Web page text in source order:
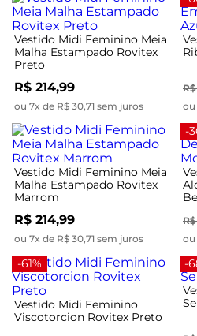
Vestido Midi Feminino Meia
Malha Estampado Rovitex
Preto
R$ 214,99
ou 7x de R$ 30,71 sem juros ou
Vestido Midi Feminino Meia
Malha Estampado Rovitex
Marrom
R$ 214,99
ou 7x de R$ 30,71 sem juros
-
ou
-61%
Vestido Midi Feminino
Viscotorcion Rovitex Preto
-